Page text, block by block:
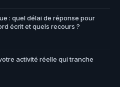
: quel délai de réponse pour
écrit et quels recours ?
activité réelle qui tranche